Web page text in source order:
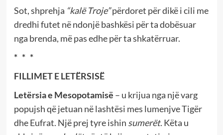
Sot, shprehja “kalë Troje” përdoret për dikë i cili me
dredhi futet në ndonjë bashkësi për ta dobësuar
nga brenda, më pas edhe për ta shkatërruar.
* * *
FILLIMET E LETËRSISË
Letërsia e Mesopotamisë – u krijua nga një varg
popujsh që jetuan në lashtësi mes lumenjve Tigër
dhe Eufrat. Një prej tyre ishin sumerët. Këta u